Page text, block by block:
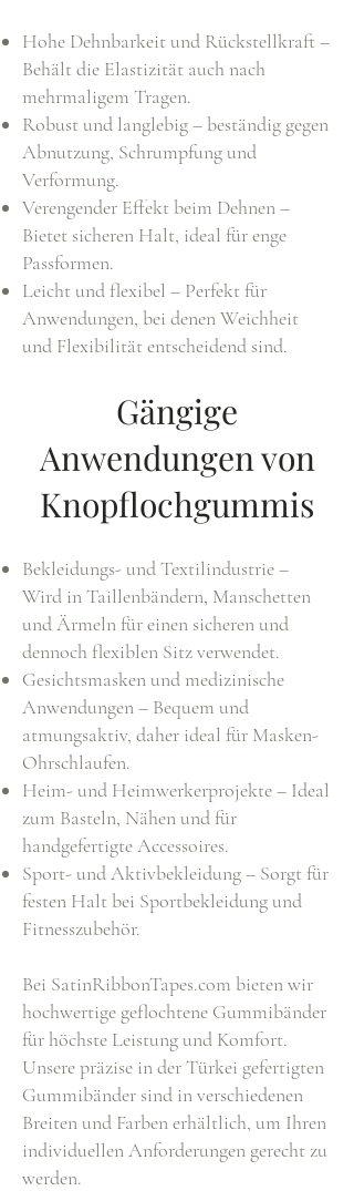
Hohe Dehnbarkeit und Rückstellkraft –
Behält die Elastizität auch nach
mehrmaligem Tragen.
Robust und langlebig – beständig gegen
Abnutzung, Schrumpfung und
Verformung.
Verengender Effekt beim Dehnen –
Bietet sicheren Halt, ideal für enge
Passformen.
Leicht und flexibel – Perfekt für
Anwendungen, bei denen Weichheit
und Flexibilität entscheidend sind.
Gängige
Anwendungen von
Knopflochgummis
Bekleidungs- und Textilindustrie –
Wird in Taillenbändern, Manschetten
und Ärmeln für einen sicheren und
dennoch flexiblen Sitz verwendet.
Gesichtsmasken und medizinische
Anwendungen – Bequem und
atmungsaktiv, daher ideal für Masken-
Ohrschlaufen.
Heim- und Heimwerkerprojekte – Ideal
zum Basteln, Nähen und für
handgefertigte Accessoires.
Sport- und Aktivbekleidung – Sorgt für
festen Halt bei Sportbekleidung und
Fitnesszubehör.
Bei SatinRibbonTapes.com bieten wir
hochwertige geflochtene Gummibänder
für höchste Leistung und Komfort.
Unsere präzise in der Türkei gefertigten
Gummibänder sind in verschiedenen
Breiten und Farben erhältlich, um Ihren
individuellen Anforderungen gerecht zu
werden.